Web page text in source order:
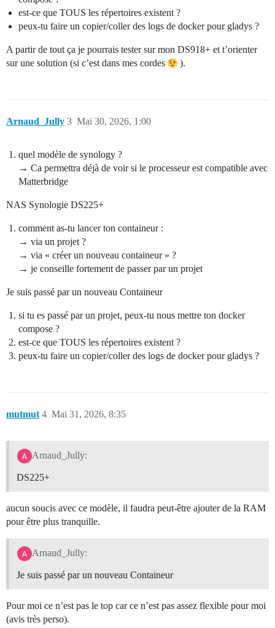
est-ce que TOUS les répertoires existent ?
peux-tu faire un copier/coller des logs de docker pour gladys ?
A partir de tout ça je pourrais tester sur mon DS918+ et t’orienter
sur une solution (si c’est dans mes cordes
).
Arnaud_Jully Mai 30, 2026, 1:00
3
quel modèle de synology ?
→ Ca permettra déjà de voir si le processeur est compatible avec
Matterbridge
NAS Synologie DS225+
comment as-tu lancer ton containeur :
→ via un projet ?
→ via « créer un nouveau containeur » ?
→ je conseille fortement de passer par un projet
Je suis passé par un nouveau Containeur
si tu es passé par un projet, peux-tu nous mettre ton docker
compose ?
est-ce que TOUS les répertoires existent ?
peux-tu faire un copier/coller des logs de docker pour gladys ?
mutmut Mai 31, 2026, 8:35
4
Arnaud_Jully:
DS225+
aucun soucis avec ce modèle, il faudra peut-être ajouter de la RAM
pour être plus tranquille.
Arnaud_Jully:
Je suis passé par un nouveau Containeur
Pour moi ce n’est pas le top car ce n’est pas assez flexible pour moi
(avis très perso).